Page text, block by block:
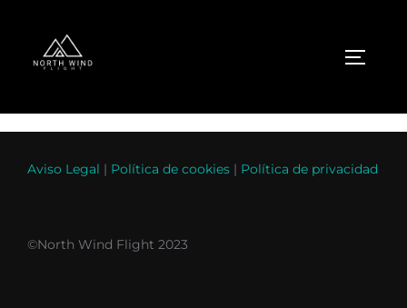
Aviso Legal | Política de cookies | Política de privacidad
©North Wind Flight 2023